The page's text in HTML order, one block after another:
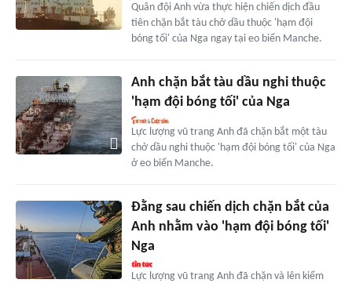
Quân đội Anh vừa thực hiện chiến dịch đầu
tiên chặn bắt tàu chở dầu thuộc 'hạm đội
bóng tối' của Nga ngay tại eo biển Manche.
Anh chặn bắt tàu dầu nghi thuộc
'hạm đội bóng tối' của Nga
Lực lượng vũ trang Anh đã chặn bắt một tàu
chở dầu nghi thuộc 'hạm đội bóng tối' của Nga
ở eo biển Manche.
Đằng sau chiến dịch chặn bắt của
Anh nhằm vào 'hạm đội bóng tối'
Nga
Lực lượng vũ trang Anh đã chặn và lên kiểm